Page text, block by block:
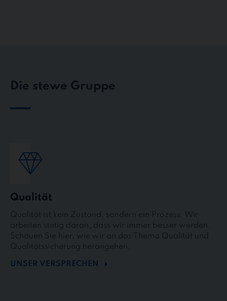
Die stewe Gruppe
Qualität
Qualität ist kein Zustand, sondern ein Prozess. Wir
arbeiten stetig daran, dass wir immer besser werden.
Schauen Sie hier, wie wir an das Thema Qualität und
Qualitätssicherung herangehen.
UNSER VERSPRECHEN